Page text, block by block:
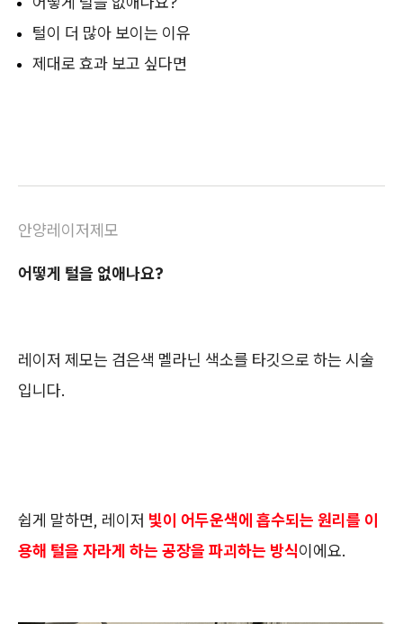
털이 더 많아 보이는 이유
제대로 효과 보고 싶다면
안양레이저제모
어떻게 털을 없애나요?
레이저 제모는 검은색 멜라닌 색소를 타깃으로 하는 시술
입니다.
쉽게 말하면, 레이저 빛이 어두운색에 흡수되는 원리를 이
용해 털을 자라게 하는 공장을 파괴하는 방식이에요.